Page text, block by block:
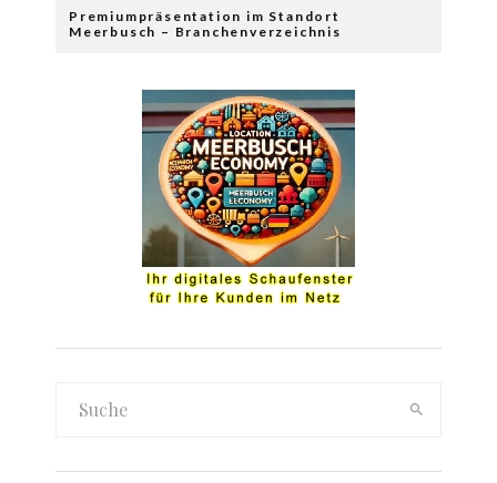
Premiumpräsentation im Standort
Meerbusch – Branchenverzeichnis